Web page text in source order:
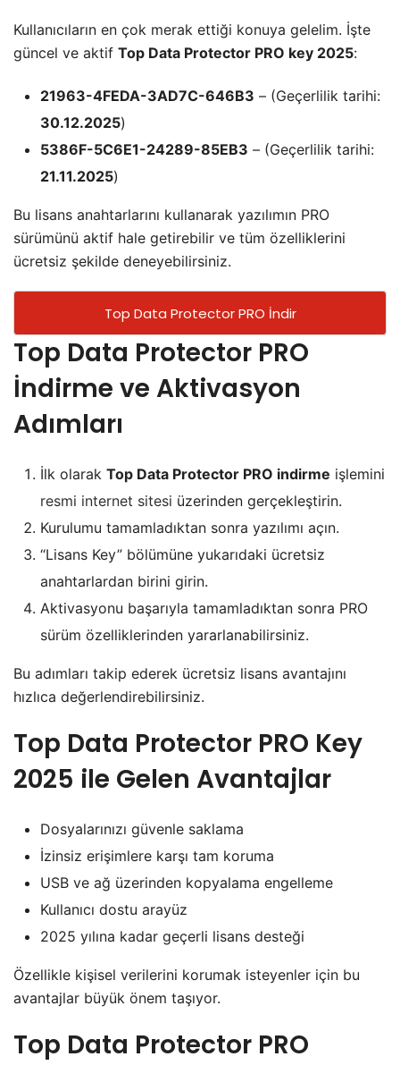
Kullanıcıların en çok merak ettiği konuya gelelim. İşte
güncel ve aktif Top Data Protector PRO key 2025:
21963-4FEDA-3AD7C-646B3 – (Geçerlilik tarihi:
30.12.2025)
5386F-5C6E1-24289-85EB3 – (Geçerlilik tarihi:
21.11.2025)
Bu lisans anahtarlarını kullanarak yazılımın PRO
sürümünü aktif hale getirebilir ve tüm özelliklerini
ücretsiz şekilde deneyebilirsiniz.
Top Data Protector PRO İndir
Top Data Protector PRO
İndirme ve Aktivasyon
Adımları
İlk olarak Top Data Protector PRO indirme işlemini
resmi internet sitesi üzerinden gerçekleştirin.
Kurulumu tamamladıktan sonra yazılımı açın.
“Lisans Key” bölümüne yukarıdaki ücretsiz
anahtarlardan birini girin.
Aktivasyonu başarıyla tamamladıktan sonra PRO
sürüm özelliklerinden yararlanabilirsiniz.
Bu adımları takip ederek ücretsiz lisans avantajını
hızlıca değerlendirebilirsiniz.
Top Data Protector PRO Key
2025 ile Gelen Avantajlar
Dosyalarınızı güvenle saklama
İzinsiz erişimlere karşı tam koruma
USB ve ağ üzerinden kopyalama engelleme
Kullanıcı dostu arayüz
2025 yılına kadar geçerli lisans desteği
Özellikle kişisel verilerini korumak isteyenler için bu
avantajlar büyük önem taşıyor.
Top Data Protector PRO